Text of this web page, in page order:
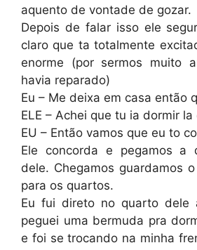
aquento de vontade de gozar.
Depois de falar isso ele
claro que ta totalmente
enorme (por sermos muito
havia reparado)
Eu – Me deixa em casa então
ELE – Achei que tu ia dormir la
EU – Então vamos que eu to
Ele concorda e pegamos a
dele. Chegamos guardamos
para os quartos.
Eu fui direto no quarto dele
peguei uma bermuda pra
e foi se trocando na minha